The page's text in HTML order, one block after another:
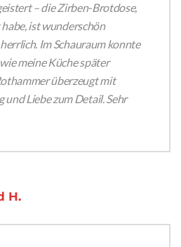
– die Zirben-Brotdose,
ist wunderschön
Im Schauraum konnte
meine Küche später
überzeugt mit
und Liebe zum Detail. Sehr
H.